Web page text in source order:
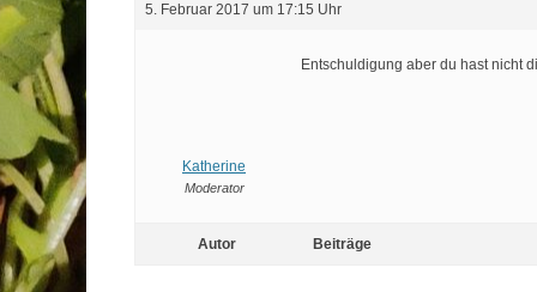
5. Februar 2017 um 17:15 Uhr
Katherine
Moderator
Entschuldigung aber du hast nicht
Autor Beiträge